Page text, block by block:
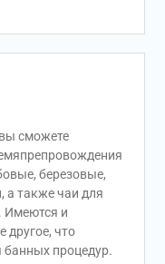
сможете
березовые,
а также чаи для
Имеются и
другое, что
банных процедур.